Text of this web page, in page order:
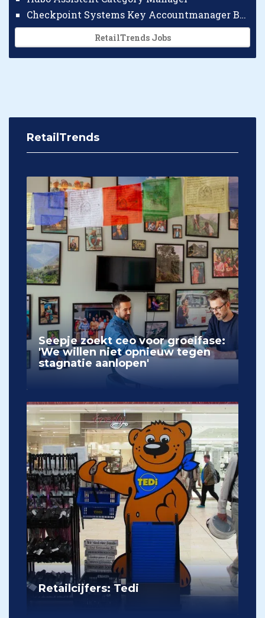
Checkpoint Systems Key Accountmanager Benelux
RetailTrends Jobs
RetailTrends
Seepje zoekt ceo voor groeifase:
'We willen niet opnieuw tegen
stagnatie aanlopen'
Retailcijfers: Tedi